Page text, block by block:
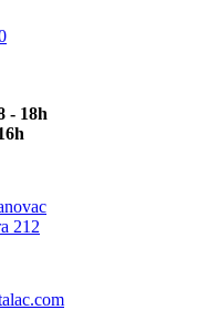
- 18h
212